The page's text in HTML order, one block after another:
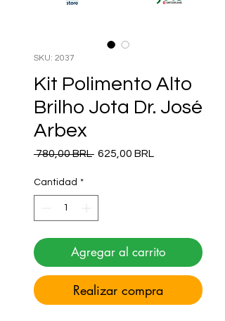
SKU: 2037
Kit Polimento Alto
Brilho Jota Dr. José
Arbex
780,00 BRL Precio
625,00 BRL
Cantidad *
Agregar al carrito
Realizar compra